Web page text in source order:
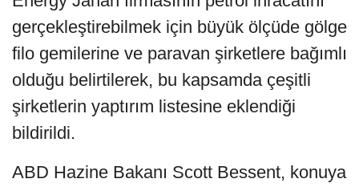
gerçekleştirebilmek için büyük ölçüde gölge
filo gemilerine ve paravan şirketlere bağımlı
olduğu belirtilerek, bu kapsamda çeşitli
şirketlerin yaptırım listesine eklendiği
bildirildi.
ABD Hazine Bakanı Scott Bessent, konuya